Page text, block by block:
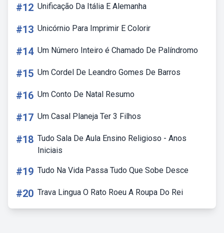
#12 Unificação Da Itália E Alemanha
#13 Unicórnio Para Imprimir E Colorir
#14 Um Número Inteiro é Chamado De Palíndromo
#15 Um Cordel De Leandro Gomes De Barros
#16 Um Conto De Natal Resumo
#17 Um Casal Planeja Ter 3 Filhos
#18 Tudo Sala De Aula Ensino Religioso - Anos
Iniciais
#19 Tudo Na Vida Passa Tudo Que Sobe Desce
#20 Trava Lingua O Rato Roeu A Roupa Do Rei